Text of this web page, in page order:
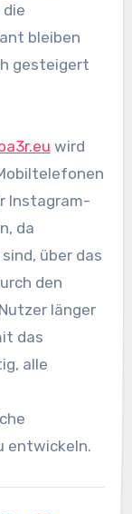
bleiben
gesteigert
wird
Instagram-
da
über das
den
länger
das
alle
entwickeln.